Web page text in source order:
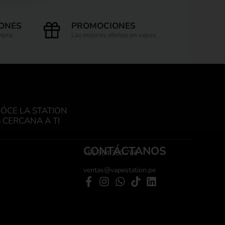
PROMOCIONES
Las mejores ofertas en vapes.
LA STATION
A TI
CONTÁCTANOS
+51 964 360 766
ventas@vapestation.pe